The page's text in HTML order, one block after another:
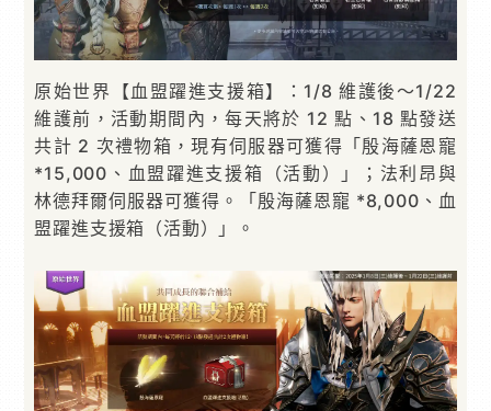
原始世界【血盟躍進支援箱】：1/8 維護後～1/22
維護前，活動期間內，每天將於 12 點、18 點發送
共計 2 次禮物箱，現有伺服器可獲得「殷海薩恩寵
*15,000、血盟躍進支援箱（活動）」；法利昂與
林德拜爾伺服器可獲得。「殷海薩恩寵 *8,000、血
盟躍進支援箱（活動）」。